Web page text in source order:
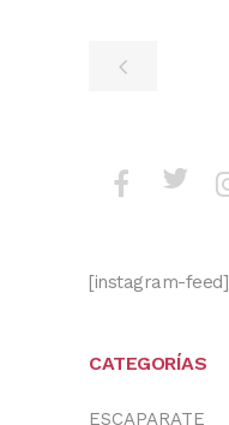
[instagram-feed]
CATEGORÍAS
ESCAPARATE